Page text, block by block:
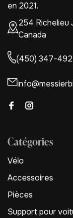
en 2021.
254 Richelieu
Canada
(450) 347-
Catégories
Vélo
Accessoires
Pièces
Support pour